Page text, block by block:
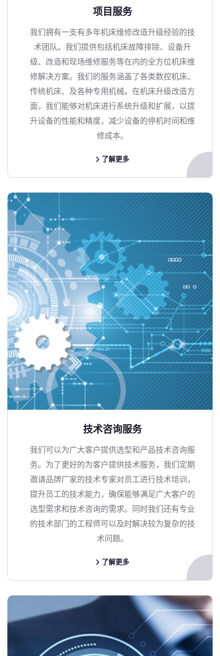
项目服务
我们拥有一支有多年机床维修改造升级经验的技
术团队。我们提供包括机床故障排除、设备升
级、改造和现场维修服务等在内的全方位机床维
修解决方案。我们的服务涵盖了各类数控机床、
传统机床、及各种专用机械。在机床升级改造方
面，我们能够对机床进行系统升级和扩展，以提
升设备的性能和精度，减少设备的停机时间和维
修成本。
了解更多
技术咨询服务
我们可以为广大客户提供选型和产品技术咨询服
务。为了更好的为客户提供技术服务，我们定期
邀请品牌厂家的技术专家对员工进行技术培训，
提升员工的技术能力，确保能够满足广大客户的
选型需求和技术咨询的需求。同时我们还有专业
的技术部门的工程师可以及时解决较为复杂的技
术问题。
了解更多